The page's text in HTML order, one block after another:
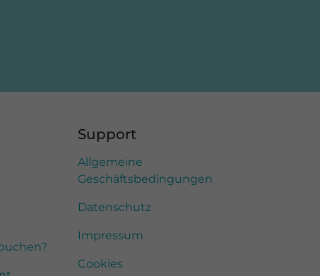
Support
Allgemeine
Geschäftsbedingungen
Datenschutz
Impressum
Cookies